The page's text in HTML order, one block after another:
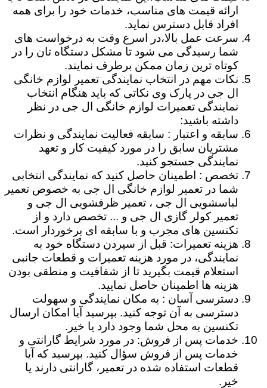
ارائه قیمت های مناسب، خدمات خود را برای همه
افراد قابل دسترس نماید.
سرعت عمل بالا،در اسرع وقت به درخواست های
شما رسیدگی می شود تا مشکل دستگاه تان را در
کوتاه ترین زمان ممکن برطرف نمایند.
نکات مهم در انتخاب نمایندگی تعمیر لوازم خانگی
ال جی در پارک وی نکاتی که باید هنگام انتخاب
نمایندگی تعمیرات لوازم خانگی ال جی در نظر
داشته باشید:
سابقه و اعتبار : سابقه فعالیت نمایندگی و نظرات
مشتریان سابق را در مورد کیفیت کار و تعهد
نمایندگی جستجو کنید.
تخصص : اطمینان حاصل کنید که نمایندگی انتخابی
شما در تعمیر لوازم خانگی ال جی به خصوص تعمیر
لباسشویی ال جی ، تعمیر ظرفشویی ال جی و
تعمیر کولر گازی ال جی و ... تخصص دارد و از
تکنسین های مجرب و با سابقه ای برخوردار است.
هزینه تعمیرات: قبل از سپردن دستگاه خود به
نمایندگی، در مورد هزینه تعمیرات و قطعات جانبی
استعلام قیمت بگیرید تا از شفافیت و منطقی بودن
هزینه ها اطمینان حاصل نمایید.
دسترسی آسان : به مکان نمایندگی و سهولت
دسترسی به آن توجه کنید. بپرسید آیا امکان ارسال
تکنسین به محل شما وجود دارد یا خیر.
خدمات پس از فروش: در مورد شرایط گارانتی و
خدمات پس از فروش سؤال کنید. بپرسید که آیا
قطعات استفاده شده در تعمیر، گارانتی دارند یا
خیر.